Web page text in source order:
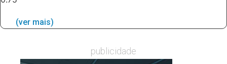
(ver mais)
publicidade